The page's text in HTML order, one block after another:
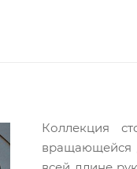
Коллекция
вращающейся